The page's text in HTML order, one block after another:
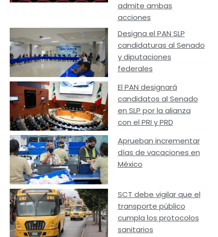
admite ambas
acciones
Designa el PAN SLP
candidaturas al Senado
y diputaciones
federales
El PAN designará
candidatos al Senado
en SLP por la alianza
con el PRI y PRD
Aprueban incrementar
días de vacaciones en
México
SCT debe vigilar que el
transporte público
cumpla los protocolos
sanitarios